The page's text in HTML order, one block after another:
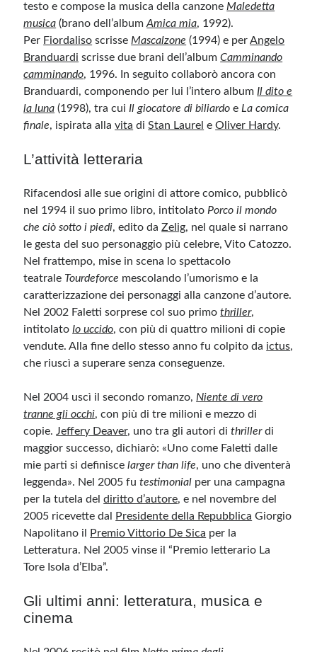
testo e compose la musica della canzone Maledetta
musica (brano dell’albumAmica mia, 1992).
Per Fiordaliso scrisse Mascalzone (1994) e perAngelo
Branduardi scrisse due brani dell’albumCamminando
camminando, 1996. In seguito collaborò ancora con
Branduardi, componendo per lui l’intero album Il dito e
la luna (1998), tra cui Il giocatore di biliardo e La comica
finale, ispirata allavita diStan Laurel eOliver Hardy.
L’attività letteraria
Rifacendosi alle sue origini di attore comico, pubblicò
nel 1994 il suo primo libro, intitolato Porco il mondo
che ciò sotto i piedi, edito daZelig, nel quale si narrano
le gesta del suo personaggio più celebre, Vito Catozzo.
Nel frattempo, mise in scena lo spettacolo
teatrale Tourdeforce mescolando l’umorismo e la
caratterizzazione dei personaggi alla canzone d’autore.
Nel 2002 Faletti sorprese col suo primothriller,
intitolato Io uccido, con più di quattro milioni di copie
vendute. Alla fine dello stesso anno fu colpito da ictus,
che riuscì a superare senza conseguenze.
Nel 2004 uscì il secondo romanzo, Niente di vero
tranne gli occhi, con più di tre milioni e mezzo di
copie. Jeffery Deaver, uno tra gli autori dithrillerdi
maggior successo, dichiarò: «Uno come Faletti dalle
mie parti si definiscelarger than life, uno che diventerà
leggenda». Nel 2005 futestimonial per una campagna
per la tutela deldiritto d’autore, e nel novembre del
2005 ricevette dal
Presidente della Repubblica Giorgio
Napolitano il
Premio Vittorio De Sica per la
Letteratura. Nel 2005 vinse il “Premio letterario La
Tore Isola d’Elba”.
Gli ultimi anni: letteratura, musica e
cinema